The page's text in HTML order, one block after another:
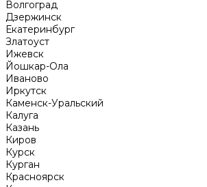
Волгоград
Дзержинск
Екатеринбург
Златоуст
Ижевск
Йошкар-Ола
Иваново
Иркутск
Каменск-Уральский
Калуга
Казань
Киров
Курск
Курган
Красноярск